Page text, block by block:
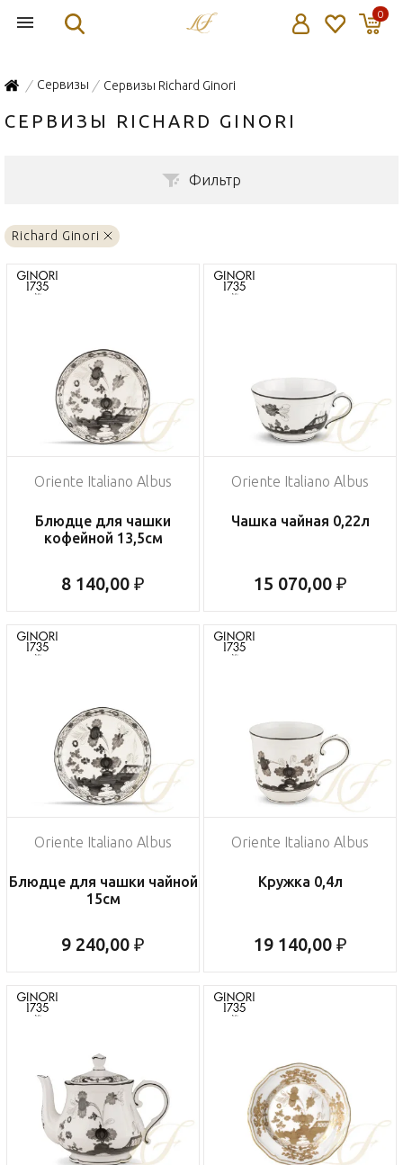
0
/ Сервизы / Сервизы Richard Ginori
СЕРВИЗЫ RICHARD GINORI
Фильтр
Richard Ginori
Oriente Italiano Albus
Блюдце для чашки
кофейной 13,5см
8 140,00 ₽
Oriente Italiano Albus
Чашка чайная 0,22л
15 070,00 ₽
Oriente Italiano Albus
Блюдце для чашки чайной
15см
9 240,00 ₽
Oriente Italiano Albus
Кружка 0,4л
19 140,00 ₽